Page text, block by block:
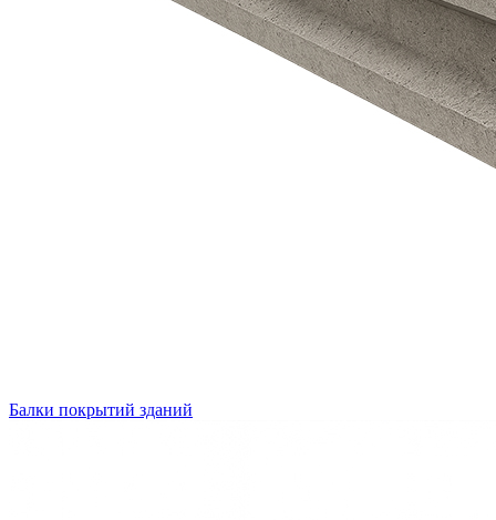
Балки покрытий зданий